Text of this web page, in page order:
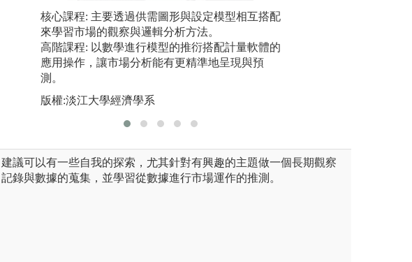
進階之專業課程強調分析能力的訓練，透過理論
與模型的推導，能完整敘述消費者或廠商行為，
甚至是整體社會以及國家經濟，學習方式主要是
養成能嚴謹有條理的去分析與推理。
核心課程: 主要透過供需圖形與設定模型相互搭配
來學習市場的觀察與邏輯分析方法。
高階課程: 以數學進行模型的推衍搭配計量軟體的
應用操作，讓市場分析能有更精準地呈現與預
測。
版權:淡江大學經濟學系
建議可以有一些自我的探索，尤其針對有興趣的主題做一個長期觀察
記錄與數據的蒐集，並學習從數據進行市場運作的推測。